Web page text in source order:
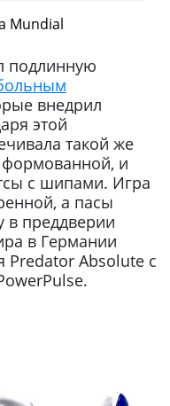
Mundial
подлинную
внедрил
этой
такой же
и
с шипами. Игра
а пасы
в преддверии
в Германии
Predator Absolute с